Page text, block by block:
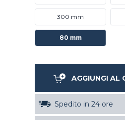
300 mm
80 mm
AGGIUNGI AL
Spedito in 24 ore